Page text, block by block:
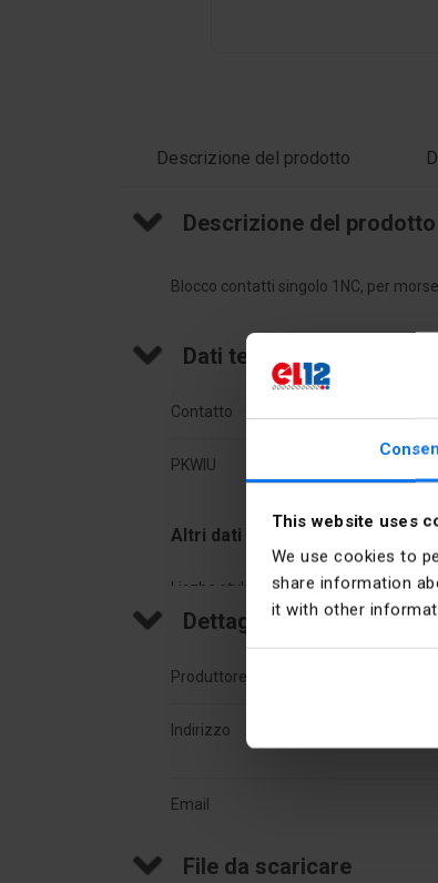
This website uses
We use cookies to
share information
it with other
Descrizione del prodotto
Descrizione del prodotto
Blocco contatti singolo 1NC, per
Dati tecnici
Contatto
PKWIU
Altri dati tecnici
Liczba styków przełącznych
Dettagli del produttore
Produttore
Indirizzo
Email
File da scaricare